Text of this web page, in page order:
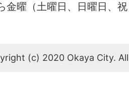
金曜（土曜日、日曜日、
(c) 2020 Okaya City.